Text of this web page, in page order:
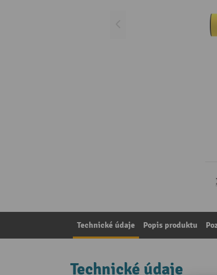
Technické údaje Popis produktu
Technické údaje